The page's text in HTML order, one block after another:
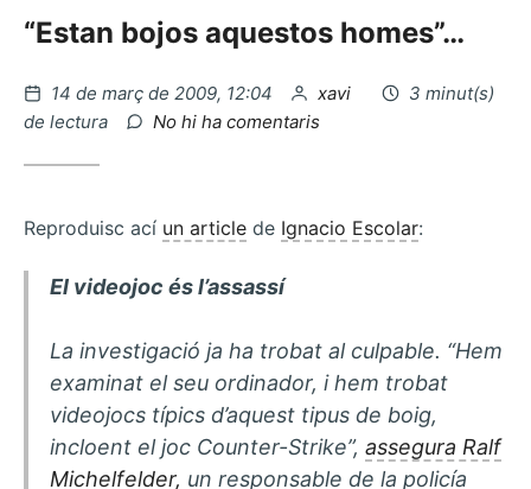
“Estan bojos aquestos homes”…
Publicat
el
14 de març de 2009, 12:04 per
xavi
3 minut(s)
de lectura
No hi ha comentaris
Reproduisc ací un article de Ignacio Escolar:
El videojoc és l’assassí
La investigació ja ha trobat al culpable. “Hem
examinat el seu ordinador, i hem trobat
videojocs típics d’aquest tipus de boig,
incloent el joc Counter-Strike”, assegura Ralf
Michelfelder, un responsable de la policía